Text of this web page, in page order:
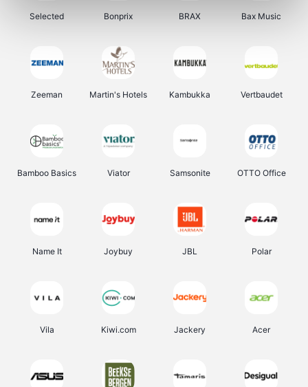
Selected Bonprix BRAX Bax Music
Zeeman Martin's Hotels Kambukka Vertbaudet
Bamboo Basics Viator Samsonite OTTO Office
Name It Joybuy JBL Polar
Vila Kiwi.com Jackery Acer